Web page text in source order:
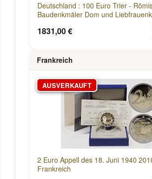
Deutschland : 100 Euro Trier -
Baudenkmäler Dom und
1831,00 €
Frankreich
AUSVERKAUFT
2 Euro Appell des 18. Juni 1940
Frankreich